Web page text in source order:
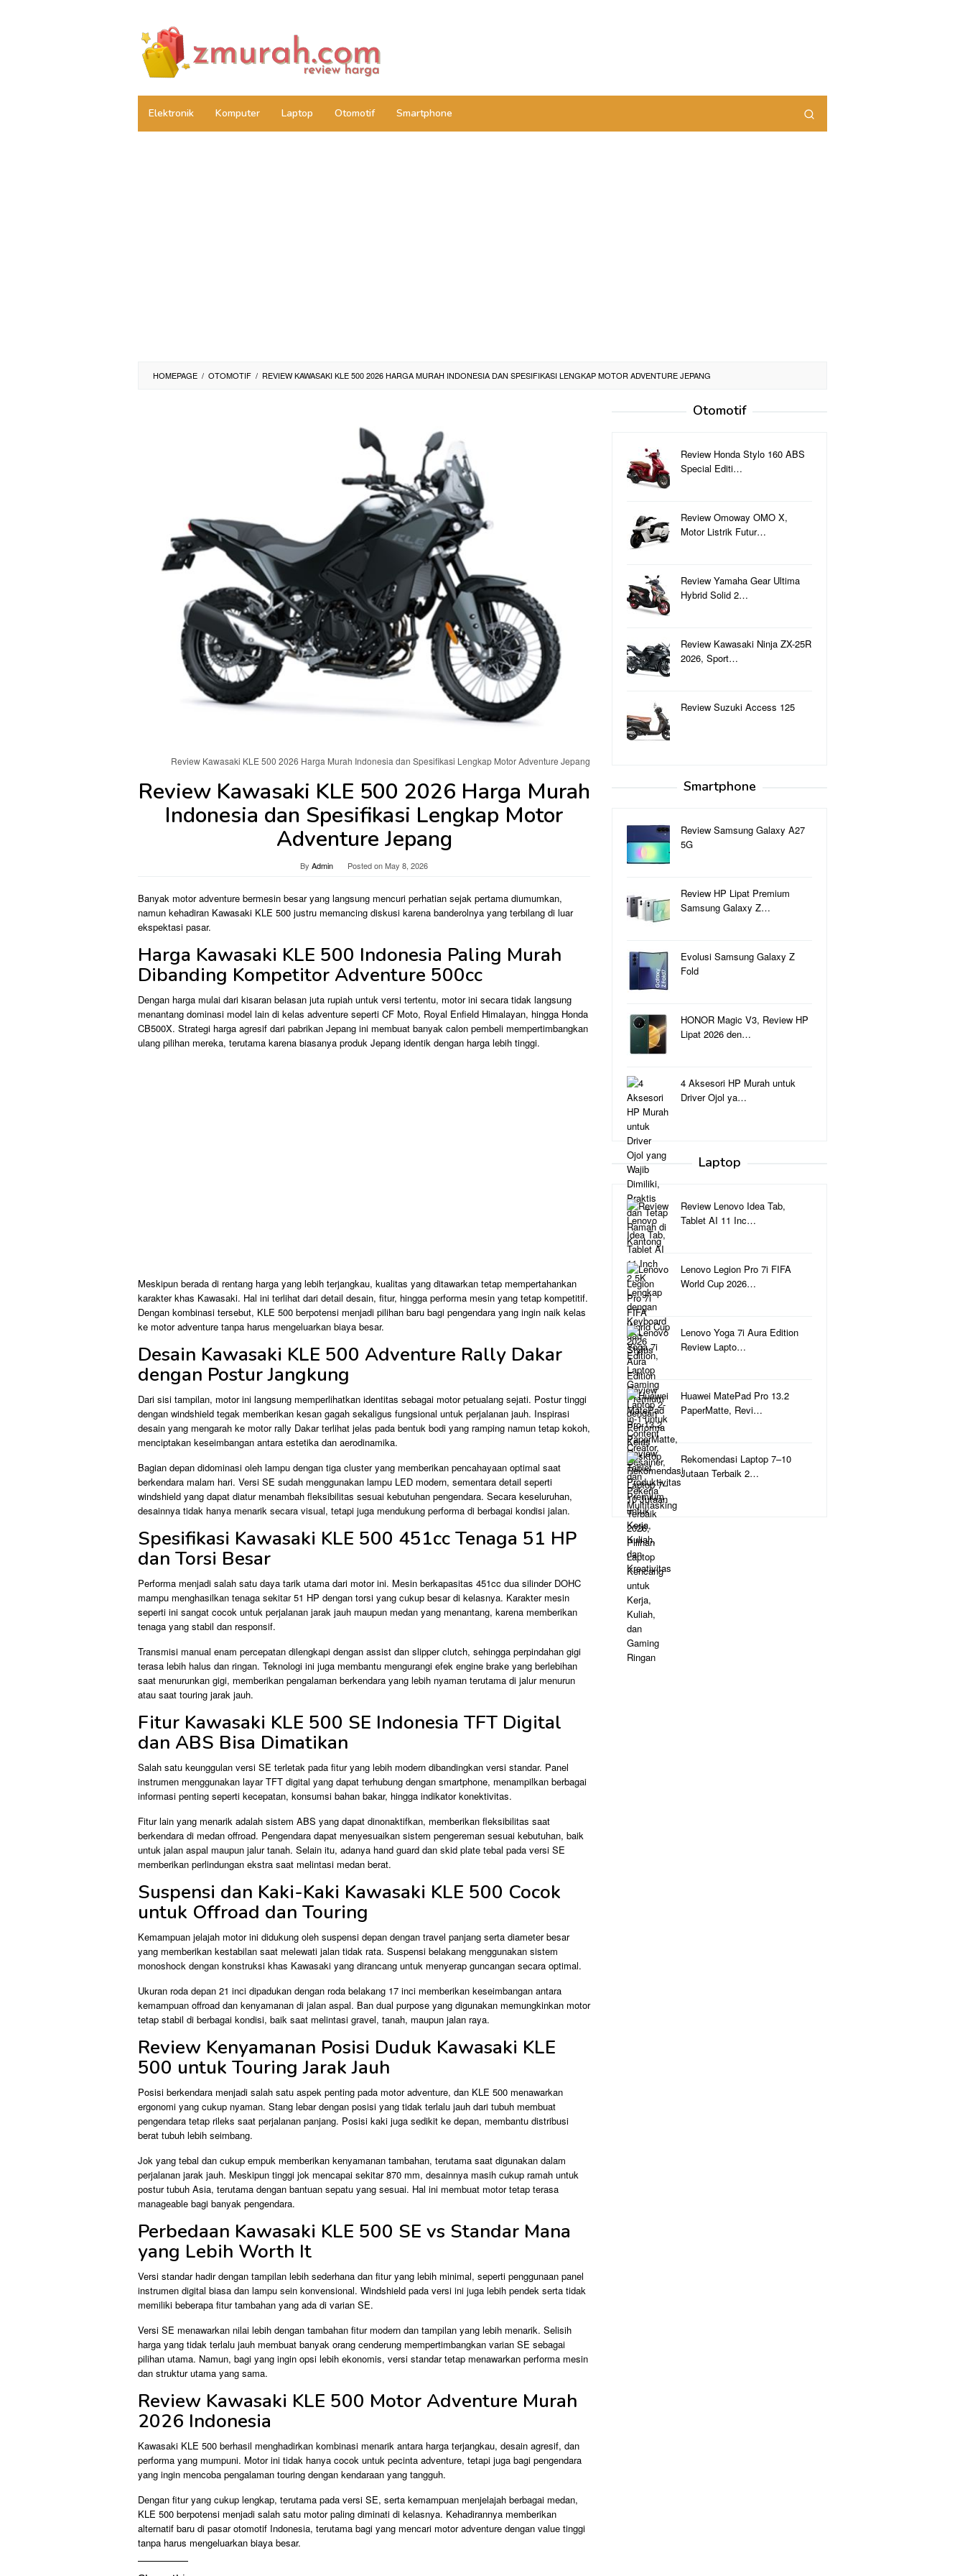
Elektronik Komputer Laptop Otomotif Smartphone
HOMEPAGE / OTOMOTIF / REVIEW KAWASAKI KLE 500 2026 HARGA MURAH INDONESIA DAN SPESIFIKASI LENGKAP MOTOR ADVENTURE JEPANG
Review Kawasaki KLE 500 2026 Harga Murah Indonesia dan Spesifikasi Lengkap Motor Adventure Jepang
Review Kawasaki KLE 500 2026 Harga Murah
Indonesia dan Spesifikasi Lengkap Motor
Adventure Jepang
By Admin Posted onMay 8, 2026
Banyak motor adventure bermesin besar yang langsung mencuri perhatian sejak pertama diumumkan,
namun kehadiran Kawasaki KLE 500 justru memancing diskusi karena banderolnya yang terbilang di luar
ekspektasi pasar.
Harga Kawasaki KLE 500 Indonesia Paling Murah
Dibanding Kompetitor Adventure 500cc
Dengan harga mulai dari kisaran belasan juta rupiah untuk versi tertentu, motor ini secara tidak langsung
menantang dominasi model lain di kelas adventure seperti CF Moto, Royal Enfield Himalayan, hingga Honda
CB500X. Strategi harga agresif dari pabrikan Jepang ini membuat banyak calon pembeli mempertimbangkan
ulang pilihan mereka, terutama karena biasanya produk Jepang identik dengan harga lebih tinggi.
Meskipun berada di rentang harga yang lebih terjangkau, kualitas yang ditawarkan tetap mempertahankan
karakter khas Kawasaki. Hal ini terlihat dari detail desain, fitur, hingga performa mesin yang tetap kompetitif.
Dengan kombinasi tersebut, KLE 500 berpotensi menjadi pilihan baru bagi pengendara yang ingin naik kelas
ke motor adventure tanpa harus mengeluarkan biaya besar.
Desain Kawasaki KLE 500 Adventure Rally Dakar
dengan Postur Jangkung
Dari sisi tampilan, motor ini langsung memperlihatkan identitas sebagai motor petualang sejati. Postur tinggi
dengan windshield tegak memberikan kesan gagah sekaligus fungsional untuk perjalanan jauh. Inspirasi
desain yang mengarah ke motor rally Dakar terlihat jelas pada bentuk bodi yang ramping namun tetap kokoh,
menciptakan keseimbangan antara estetika dan aerodinamika.
Bagian depan didominasi oleh lampu dengan tiga cluster yang memberikan pencahayaan optimal saat
berkendara malam hari. Versi SE sudah menggunakan lampu LED modern, sementara detail seperti
windshield yang dapat diatur menambah fleksibilitas sesuai kebutuhan pengendara. Secara keseluruhan,
desainnya tidak hanya menarik secara visual, tetapi juga mendukung performa di berbagai kondisi jalan.
Spesifikasi Kawasaki KLE 500 451cc Tenaga 51 HP
dan Torsi Besar
Performa menjadi salah satu daya tarik utama dari motor ini. Mesin berkapasitas 451cc dua silinder DOHC
mampu menghasilkan tenaga sekitar 51 HP dengan torsi yang cukup besar di kelasnya. Karakter mesin
seperti ini sangat cocok untuk perjalanan jarak jauh maupun medan yang menantang, karena memberikan
tenaga yang stabil dan responsif.
Transmisi manual enam percepatan dilengkapi dengan assist dan slipper clutch, sehingga perpindahan gigi
terasa lebih halus dan ringan. Teknologi ini juga membantu mengurangi efek engine brake yang berlebihan
saat menurunkan gigi, memberikan pengalaman berkendara yang lebih nyaman terutama di jalur menurun
atau saat touring jarak jauh.
Fitur Kawasaki KLE 500 SE Indonesia TFT Digital
dan ABS Bisa Dimatikan
Salah satu keunggulan versi SE terletak pada fitur yang lebih modern dibandingkan versi standar. Panel
instrumen menggunakan layar TFT digital yang dapat terhubung dengan smartphone, menampilkan berbagai
informasi penting seperti kecepatan, konsumsi bahan bakar, hingga indikator konektivitas.
Fitur lain yang menarik adalah sistem ABS yang dapat dinonaktifkan, memberikan fleksibilitas saat
berkendara di medan offroad. Pengendara dapat menyesuaikan sistem pengereman sesuai kebutuhan, baik
untuk jalan aspal maupun jalur tanah. Selain itu, adanya hand guard dan skid plate tebal pada versi SE
memberikan perlindungan ekstra saat melintasi medan berat.
Suspensi dan Kaki-Kaki Kawasaki KLE 500 Cocok
untuk Offroad dan Touring
Kemampuan jelajah motor ini didukung oleh suspensi depan dengan travel panjang serta diameter besar
yang memberikan kestabilan saat melewati jalan tidak rata. Suspensi belakang menggunakan sistem
monoshock dengan konstruksi khas Kawasaki yang dirancang untuk menyerap guncangan secara optimal.
Ukuran roda depan 21 inci dipadukan dengan roda belakang 17 inci memberikan keseimbangan antara
kemampuan offroad dan kenyamanan di jalan aspal. Ban dual purpose yang digunakan memungkinkan motor
tetap stabil di berbagai kondisi, baik saat melintasi gravel, tanah, maupun jalan raya.
Review Kenyamanan Posisi Duduk Kawasaki KLE
500 untuk Touring Jarak Jauh
Posisi berkendara menjadi salah satu aspek penting pada motor adventure, dan KLE 500 menawarkan
ergonomi yang cukup nyaman. Stang lebar dengan posisi yang tidak terlalu jauh dari tubuh membuat
pengendara tetap rileks saat perjalanan panjang. Posisi kaki juga sedikit ke depan, membantu distribusi
berat tubuh lebih seimbang.
Jok yang tebal dan cukup empuk memberikan kenyamanan tambahan, terutama saat digunakan dalam
perjalanan jarak jauh. Meskipun tinggi jok mencapai sekitar 870 mm, desainnya masih cukup ramah untuk
postur tubuh Asia, terutama dengan bantuan sepatu yang sesuai. Hal ini membuat motor tetap terasa
manageable bagi banyak pengendara.
Perbedaan Kawasaki KLE 500 SE vs Standar Mana
yang Lebih Worth It
Versi standar hadir dengan tampilan lebih sederhana dan fitur yang lebih minimal, seperti penggunaan panel
instrumen digital biasa dan lampu sein konvensional. Windshield pada versi ini juga lebih pendek serta tidak
memiliki beberapa fitur tambahan yang ada di varian SE.
Versi SE menawarkan nilai lebih dengan tambahan fitur modern dan tampilan yang lebih menarik. Selisih
harga yang tidak terlalu jauh membuat banyak orang cenderung mempertimbangkan varian SE sebagai
pilihan utama. Namun, bagi yang ingin opsi lebih ekonomis, versi standar tetap menawarkan performa mesin
dan struktur utama yang sama.
Review Kawasaki KLE 500 Motor Adventure Murah
2026 Indonesia
Kawasaki KLE 500 berhasil menghadirkan kombinasi menarik antara harga terjangkau, desain agresif, dan
performa yang mumpuni. Motor ini tidak hanya cocok untuk pecinta adventure, tetapi juga bagi pengendara
yang ingin mencoba pengalaman touring dengan kendaraan yang tangguh.
Dengan fitur yang cukup lengkap, terutama pada versi SE, serta kemampuan menjelajah berbagai medan,
KLE 500 berpotensi menjadi salah satu motor paling diminati di kelasnya. Kehadirannya memberikan
alternatif baru di pasar otomotif Indonesia, terutama bagi yang mencari motor adventure dengan value tinggi
tanpa harus mengeluarkan biaya besar.
Otomotif
Review Honda Stylo 160 ABS
Special Editi…
Review Omoway OMO X,
Motor Listrik Futur…
Review Yamaha Gear Ultima
Hybrid Solid 2…
Review Kawasaki Ninja ZX-25R
2026, Sport…
Review Suzuki Access 125
Smartphone
Review Samsung Galaxy A27
5G
Review HP Lipat Premium
Samsung Galaxy Z…
Evolusi Samsung Galaxy Z
Fold
HONOR Magic V3, Review HP
Lipat 2026 den…
4 Aksesori HP Murah untuk
Driver Ojol ya…
Laptop
Review Lenovo Idea Tab,
Tablet AI 11 Inc…
Lenovo Legion Pro 7i FIFA
World Cup 2026…
Lenovo Yoga 7i Aura Edition
Review Lapto…
Huawei MatePad Pro 13.2
PaperMatte, Revi…
Rekomendasi Laptop 7–10
Jutaan Terbaik 2…